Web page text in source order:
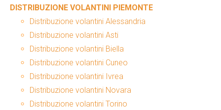
DISTRIBUZIONE VOLANTINI PIEMONTE
Distribuzione volantini Alessandria
Distribuzione volantini Asti
Distribuzione volantini Biella
Distribuzione volantini Cuneo
Distribuzione volantini Ivrea
Distribuzione volantini Novara
Distribuzione volantini Torino